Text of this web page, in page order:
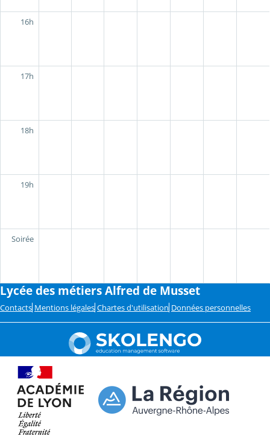
16h
17h
18h
19h
Soirée
Lycée des métiers Alfred de Musset
Contacts Mentions légales Chartes d'utilisation Données personnelles